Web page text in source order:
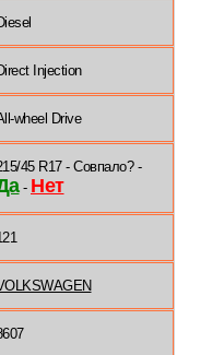
Injection
wheel Drive
45 R17 - Совпало? -
- Нет